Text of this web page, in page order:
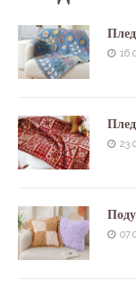
Плед